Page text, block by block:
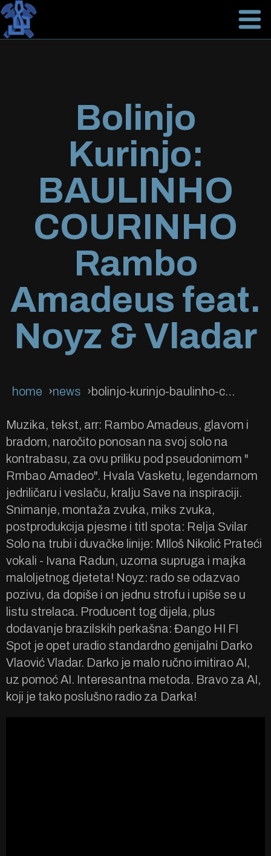
Bolinjo
Kurinjo:
BAULINHO
COURINHO
Rambo
Amadeus feat.
Noyz & Vladar
home news bolinjo-kurinjo-baulinho-courinho-rambo-amadeus-feat-noyz-vladar
Muzika, tekst, arr: Rambo Amadeus, glavom i
bradom, naročito ponosan na svoj solo na
kontrabasu, za ovu priliku pod pseudonimom "
Rmbao Amadeo". Hvala Vasketu, legendarnom
jedriličaru i veslaču, kralju Save na inspiraciji.
Snimanje, montaža zvuka, miks zvuka,
postprodukcija pjesme i titl spota: Relja Svilar
Solo na trubi i duvačke linije: MIloš Nikolić Prateći
vokali - Ivana Radun, uzorna supruga i majka
maloljetnog djeteta! Noyz: rado se odazvao
pozivu, da dopiše i on jednu strofu i upiše se u
listu strelaca. Producent tog dijela, plus
dodavanje brazilskih perkašna: Đango HI FI
Spot je opet uradio standardno genijalni Darko
Vlaović Vladar. Darko je malo ručno imitirao AI,
uz pomoć AI. Interesantna metoda. Bravo za AI,
koji je tako poslušno radio za Darka!